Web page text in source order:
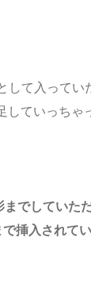
て入ってい
ていっちゃ
でしていた
挿入されて